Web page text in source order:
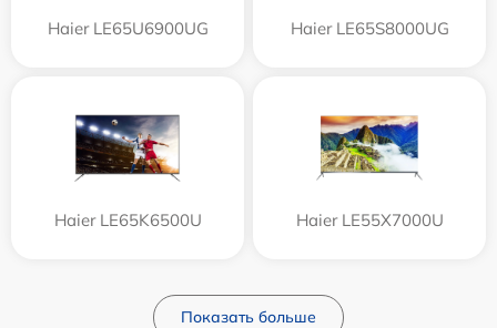
Haier LE65U6900UG Haier LE65S8000UG
Haier LE65K6500U Haier LE55X7000U
Показать больше